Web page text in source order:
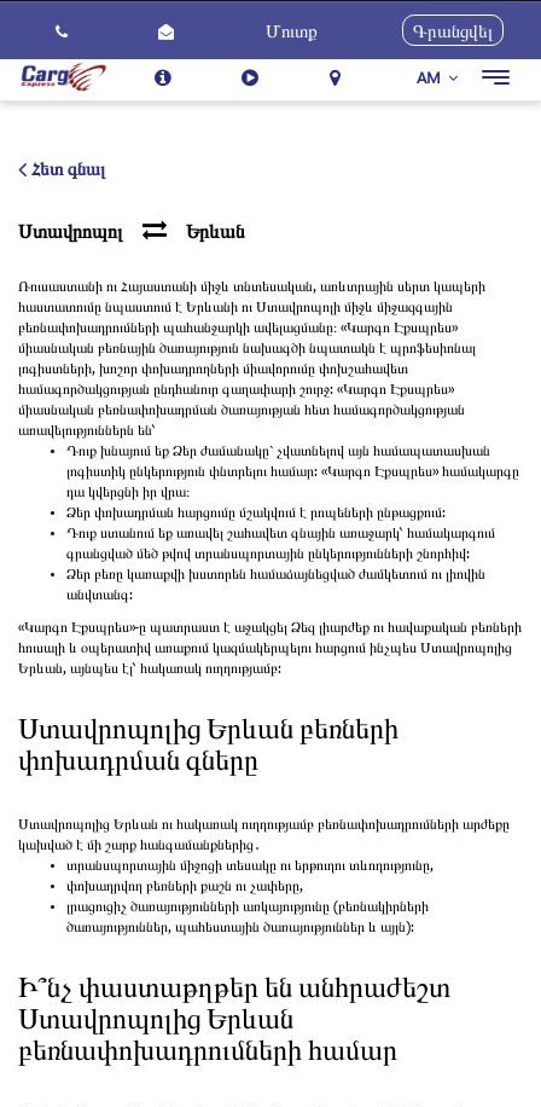
Մուտք Գրանցվել
AM
Ծառայություններ
Կարիերա
Նորություններ
Հետ գնալ
Ստավրոպոլ Երևան
Ռուսաստանի ու Հայաստանի միջև տնտեսական, առևտրային սերտ կապերի
հաստատումը նպաստում է Երևանի ու Ստավրոպոլի միջև միջազգային
բեռնափոխադրումների պահանջարկի ավելացմանը։ «Կարգո Էքսպրես»
միասնական բեռնային ծառայություն նախագծի նպատակն է պրոֆեսիոնալ
լոգիստների, խոշոր փոխադրողների միավորումը փոխշահավետ
համագործակցության ընդհանուր գաղափարի շուրջ: «Կարգո Էքսպրես»
միասնական բեռնափոխադրման ծառայության հետ համագործակցության
առավելություններն են՝
Դուք խնայում եք Ձեր ժամանակը` չվատնելով այն համապատասխան
լոգիստիկ ընկերություն փնտրելու համար: «Կարգո Էքսպրես» համակարգը
դա կվերցնի իր վրա։
Ձեր փոխադրման հարցումը մշակվում է րոպեների ընթացքում:
Դուք ստանում եք առավել շահավետ գնային առաջարկ՝ համակարգում
գրանցված մեծ թվով տրանսպորտային ընկերությունների շնորհիվ:
Ձեր բեռը կառաքվի խստորեն համաձայնեցված ժամկետում ու լիովին
անվտանգ:
«Կարգո Էքսպրես»-ը պատրաստ է աջակցել Ձեզ լիարժեք ու հավաքական բեռների
հուսալի և օպերատիվ առաքում կազմակերպելու հարցում ինչպես Ստավրոպոլից
Երևան, այնպես էլ՝ հակառակ ուղղությամբ:
Ստավրոպոլից Երևան բեռների
փոխադրման գները
Ստավրոպոլից Երևան ու հակառակ ուղղությամբ բեռնափոխադրումների արժեքը
կախված է մի շարք հանգամանքներից․
տրանսպորտային միջոցի տեսակը ու երթուղու տևողությունը,
փոխադրվող բեռների քաշն ու չափերը,
լրացուցիչ ծառայությունների առկայությունը (բեռնակիրների
ծառայություններ, պահեստային ծառայություններ և այլն):
Ի՞նչ փաստաթղթեր են անհրաժեշտ
Ստավրոպոլից Երևան
բեռնափոխադրումների համար